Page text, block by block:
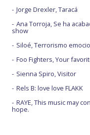
Jorge Drexler, Taracá
Ana Torroja, Se ha
show
Siloé, Terrorismo
Foo Fighters, Your
Sienna Spiro, Visitor
Rels B: love love FLAKK
RAYE, This music may
hope.